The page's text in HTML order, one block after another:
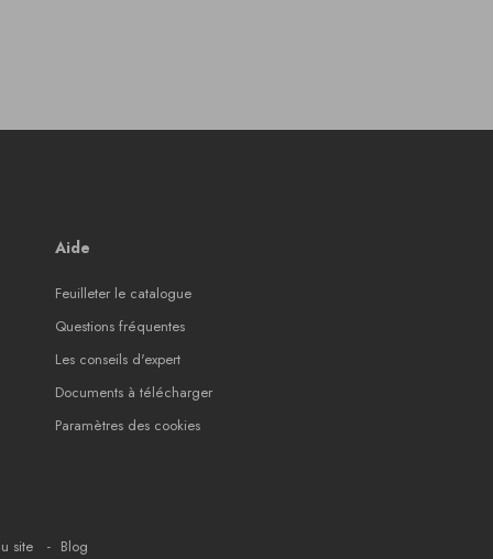
Aide
Feuilleter le catalogue
Questions fréquentes
Les conseils d'expert
Documents à télécharger
Paramètres des cookies
site Blog